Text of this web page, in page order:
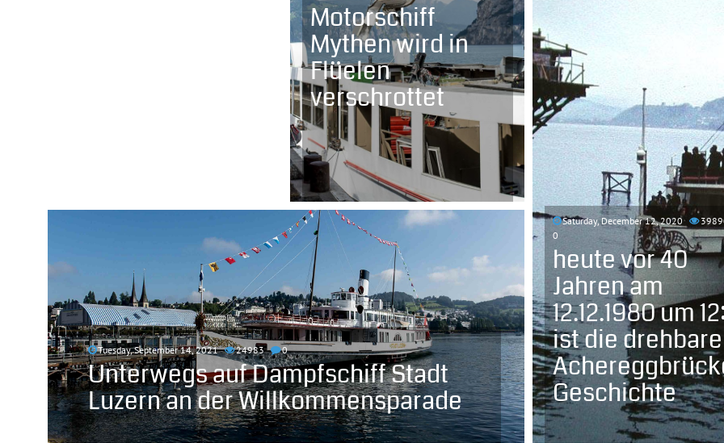
Motorschiff
Mythen wird in
Flüelen
verschrottet
Tuesday, September 14, 2021 24983 0
Unterwegs auf Dampfschiff Stadt
Luzern an der Willkommensparade
Saturday, December 12, 2020
0
heute vor 40
Jahren am
12.12.1980 um
ist die drehbare
Geschichte